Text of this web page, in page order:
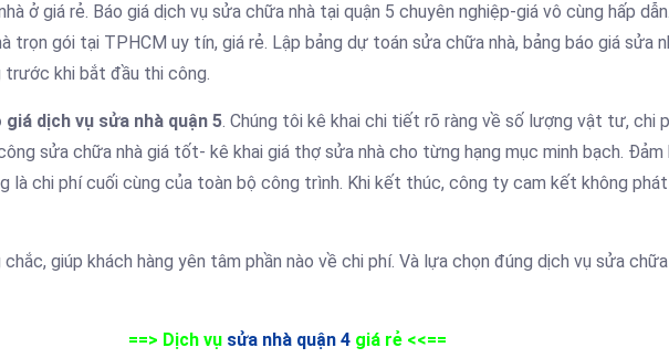
ở giá rẻ. Báo giá dịch vụ sửa chữa nhà tại quận 5 chuyên nghiệp-giá vô cùng hấp
trọn gói tại TPHCM uy tín, giá rẻ. Lập bảng dự toán sửa chữa nhà, bảng báo giá sửa
khi bắt đầu thi công.
giá dịch vụ sửa nhà quận 5. Chúng tôi kê khai chi tiết rõ ràng về số lượng vật tư, chi
sửa chữa nhà giá tốt- kê khai giá thợ sửa nhà cho từng hạng mục minh bạch. Đảm
là chi phí cuối cùng của toàn bộ công trình. Khi kết thúc, công ty cam kết không phát
giúp khách hàng yên tâm phần nào về chi phí. Và lựa chọn đúng dịch vụ sửa
==> Dịch vụ sửa nhà quận 4 giá rẻ <<==